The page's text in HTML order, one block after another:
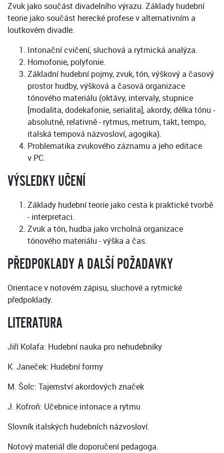
Zvuk jako součást divadelního výrazu. Základy hudební
teorie jako součást herecké profese v alternativním a
loutkovém divadle.
Intonační cvičení, sluchová a rytmická analýza.
Homofonie, polyfonie.
Základní hudební pojmy, zvuk, tón, výškový a časový
prostor hudby, výšková a časová organizace
tónového materiálu (oktávy, intervaly, stupnice
[modalita, dodekafonie, serialita], akordy, délka tónu -
absolutně, relativně - rytmus, metrum, takt, tempo,
italská tempová názvosloví, agogika).
Problematika zvukového záznamu a jeho editace
v PC.
VÝSLEDKY UČENÍ
Základy hudební teorie jako cesta k praktické tvorbě
- interpretaci.
Zvuk a tón, hudba jako vrcholná organizace
tónového materiálu - výška a čas.
PŘEDPOKLADY A DALŠÍ POŽADAVKY
Orientace v notovém zápisu, sluchové a rytmické
předpoklady.
LITERATURA
Jiří Kolafa: Hudební nauka pro nehudebníky
K. Janeček: Hudební formy
M. Šolc: Tajemství akordových značek
J. Kofroň: Učebnice intonace a rytmu
Slovník italských hudebních názvosloví.
Notový materiál dle doporučení pedagoga.